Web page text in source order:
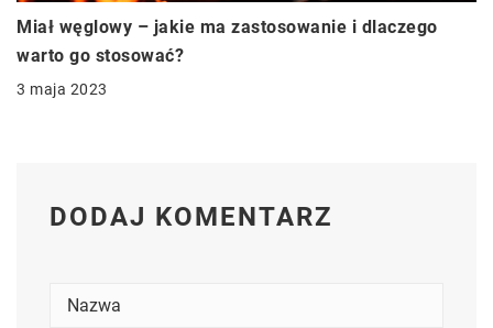
Miał węglowy – jakie ma zastosowanie i dlaczego
warto go stosować?
3 maja 2023
DODAJ KOMENTARZ